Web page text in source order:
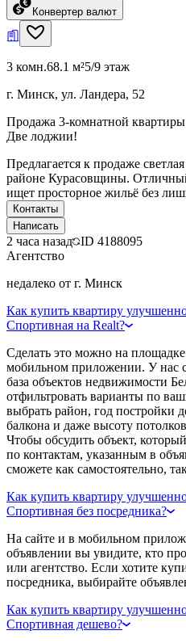
Конвертер валют
3 комн.68.1 м²5/9 этаж
г. Минск, ул. Ландера, 52
Продажа 3-комнатной
Две лоджии!
Предлагается к продаже
районе Курасовщины.
ищет просторное жильё без
Контакты
Написать
2 часа назад ID 4188095
Агентство
недалеко от г. Минск
Как купить квартиру
Спортивная на Realt?
Сделать это можно на
мобильном приложении. У нас
база объектов недвижимости
отфильтровать варианты по
выбрать район, год постройки
балкона и даже высоту
Чтобы обсудить объект,
по контактам, указанным в
сможете как самостоятельно,
Как купить квартиру
Спортивная без посредника?
На сайте и в мобильном
объявлении вы увидите, кто
или агентство. Если хотите
посредника, выбирайте
Как купить квартиру
Спортивная дешево?